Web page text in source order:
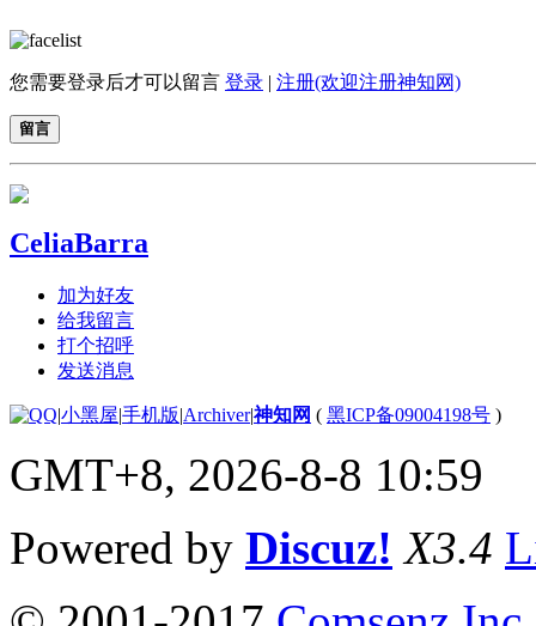
您需要登录后才可以留言 登录 | 注册(欢迎注册神知网)
留言
CeliaBarra
加为好友
给我留言
打个招呼
发送消息
|小黑屋|手机版|Archiver|神知网 ( 黑ICP备09004198号 )
GMT+8, 2026-8-8 10:59
Powered by Discuz! X3.4